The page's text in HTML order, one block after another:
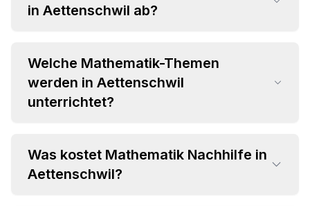
in Aettenschwil ab?
Welche Mathematik-Themen
werden in Aettenschwil
unterrichtet?
• Grundrechenarten und Bruchrechnung
Was kostet Mathematik Nachhilfe in
Aettenschwil?